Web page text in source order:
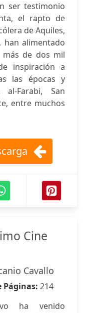
ser testimonio
el rapto de
de Aquiles,
han alimentado
de dos mil
inspiración a
las épocas y
al-Farabi, San
entre muchos
Cine
Cavallo
Páginas: 214
ha venido